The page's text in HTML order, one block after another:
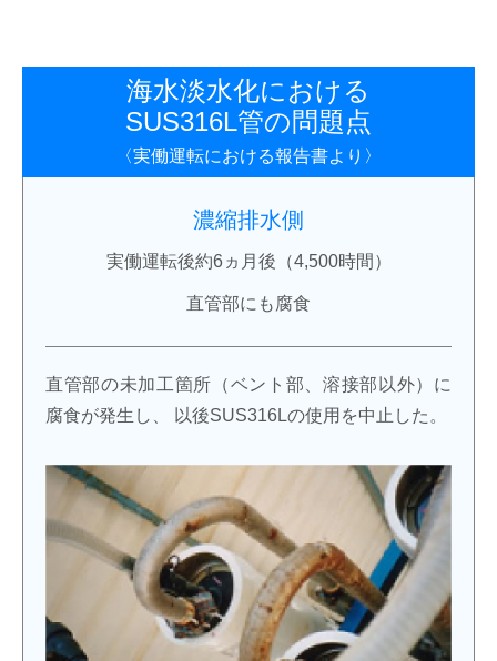
海水淡水化における
SUS316L管の問題点
〈実働運転における報告書より〉
濃縮排水側
実働運転後約6ヵ月後（4,500時間）
直管部にも腐食
直管部の未加工箇所（ベント部、溶接部以外）に
腐食が発生し、
以後SUS316Lの使用を中止した。